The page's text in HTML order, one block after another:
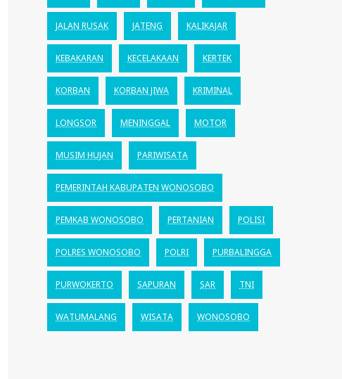
JALAN RUSAK JATENG KALIKAJAR
KEBAKARAN KECELAKAAN KERTEK
KORBAN KORBAN JIWA KRIMINAL
LONGSOR MENINGGAL MOTOR
MUSIM HUJAN PARIWISATA
PEMERINTAH KABUPATEN WONOSOBO
PEMKAB WONOSOBO PERTANIAN POLISI
POLRES WONOSOBO POLRI PURBALINGGA
PURWOKERTO SAPURAN SAR TNI
WATUMALANG WISATA WONOSOBO